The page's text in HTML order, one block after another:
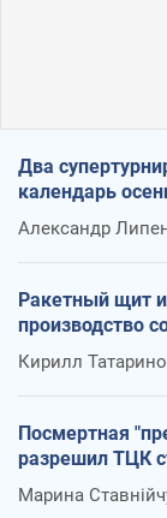
Два
календарь
Александр
Ракетный щит
производство
Кирилл
Посмертная
разрешил ТЦК
Марина